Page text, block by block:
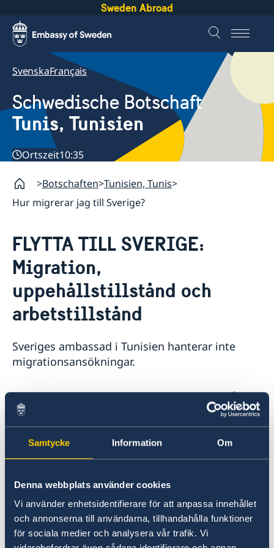
Samtycke Information Om
Denna webbplats använder cookies
Vi använder enhetsidentifierare för att anpassa innehållet
och annonserna till användarna, tillhandahålla funktioner
för sociala medier och analysera vår trafik. Vi
Sweden Abroad
SvenskaFrançais
Schwedische Botschaft
Tunis, Tunisien
Ortszeit10:35
Botschaften Tunisien, Tunis
Hur migrerar jag till Sverige?
FLYTTA TILL SVERIGE:
Migration,
uppehållstillstånd och
arbetstillstånd
Sveriges ambassad i Tunisien hanterar inte
migrationsansökningar.
Du kan lämna in en elektronisk ansökan på
Migrationsverkets hemsida
. Där finner du
dessutom information om anhöriginvandring,
studier och arbete.
hemsida väljs Sveriges Ambassad i Rabat,
Marocko. Vid behov kan ambassaden i Rabat
hjälpa dig med foton och fingeravtryck.